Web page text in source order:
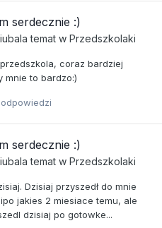
serdecznie :)
temat w Przedszkolaki
coraz bardziej
mnie to bardzo:)
serdecznie :)
temat w Przedszkolaki
Dzisiaj przyszedł do mnie
jakies 2 miesiace temu, ale
dzisiaj po gotowke...